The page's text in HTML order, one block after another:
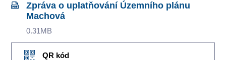
Zpráva o uplatňování Územního plánu
Machová
0.31MB
QR kód